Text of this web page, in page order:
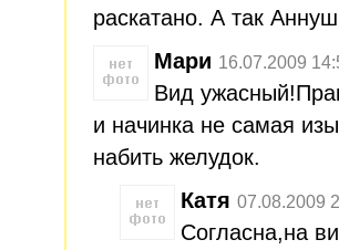
раскатано. А так
Мари 16.07.2009
Вид
и начинка не самая
набить желудок.
Катя 07.08.2009
Согласна,на